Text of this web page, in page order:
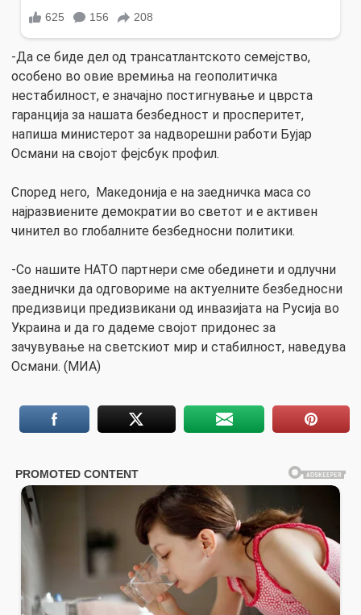
-Да се биде дел од трансатлантското семејство,
особено во овие времиња на геополитичка
нестабилност, е значајно постигнување и цврста
гаранција за нашата безбедност и просперитет,
напиша министерот за надворешни работи Бујар
Османи на својот фејсбук профил.
Според него, Македонија е на заедничка маса со
најразвиените демократии во светот и е активен
чинител во глобалните безбедносни политики.
-Со нашите НАТО партнери сме обединети и одлучни
заеднички да одговориме на актуелните безбедносни
предизвици предизвикани од инвазијата на Русија во
Украина и да го дадеме својот придонес за
зачувување на светскиот мир и стабилност, наведува
Османи. (МИА)